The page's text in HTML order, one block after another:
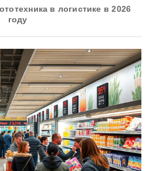
в логистике в 2026
году